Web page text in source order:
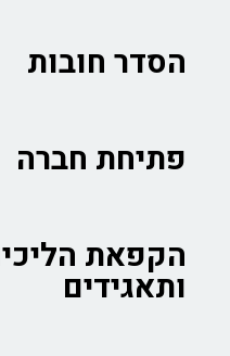
הסדר חובות
פתיחת חברה
הקפאת
ותאגידים